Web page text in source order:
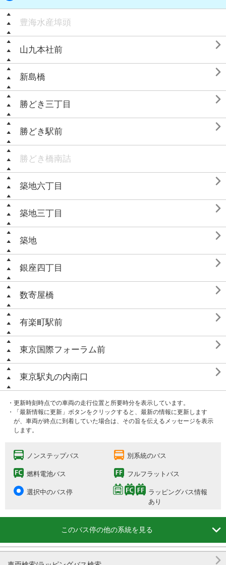
豊海水産埠頭
山九本社前 
新島橋 
勝どき三丁目 
勝どき駅前 
勝どき橋南詰
築地六丁目 
築地三丁目 
築地 
銀座四丁目 
数寄屋橋 
有楽町駅前 
東京国際フォーラム前 
東京駅丸の内南口 
・更新時刻時点での車両の走行位置と所要時分を表示しています。
・「最新情報に更新」ボタンをクリックすると、最新の情報に更新します
が、車両が終点に到着していた場合は、その旨を伝えるメッセージを表示
します。
ノンステップバス 別系統のバス
燃料電池バス フルフラットバス
選択中のバス停
ラッピングバス情報
あり
このバス停の他の系統を見る 
